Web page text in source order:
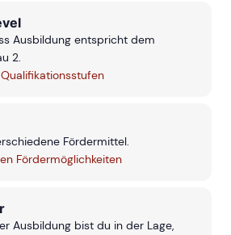
Ausbildung entspricht dem
2.
Fördermittel.
Fördermöglichkeiten
Ausbildung bist du in der Lage,